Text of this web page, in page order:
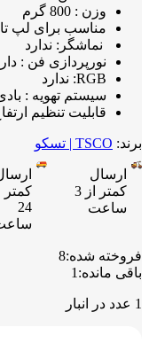
وزن : 800 گرم
مناسب برای لپ تاپ : تا
نماشگر: ندارد
نورپردازی فن :
RGB: ندارد
سیستم تهویه :
قابلیت تنظیم
برند: TSCO | تسکو
ارسال
کمتر از 3
ساعت
کمتر
24
فروخته شده:8
باقی مانده:1
1 عدد در انبار